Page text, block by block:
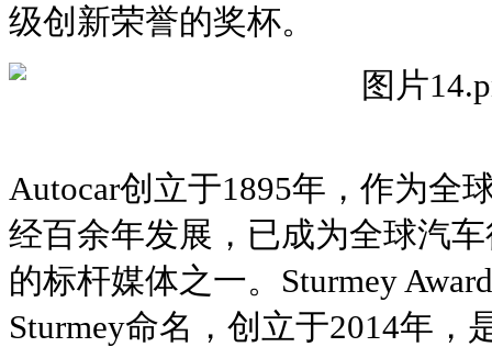
级创新荣誉的奖杯。
Autocar创立于1895年，作为全
经百余年发展，已成为全球汽
的标杆媒体之一。Sturmey
Sturmey命名，创立于2014年，